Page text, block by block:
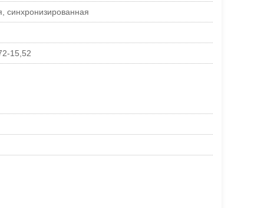
синхронизированная
15,52